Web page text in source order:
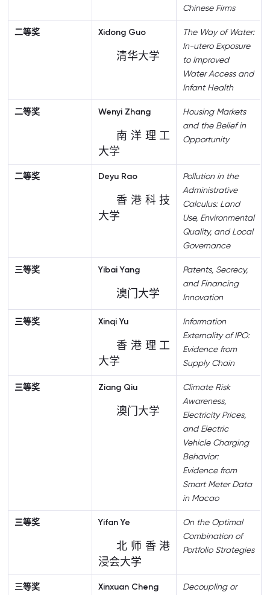
Chinese Firms
二等奖 Xidong Guo
清华大学
The Way of Water:
In-utero Exposure
to Improved
Water Access and
Infant Health
二等奖 Wenyi Zhang
南洋理工
大学
Housing Markets
and the Belief in
Opportunity
二等奖 Deyu Rao
香港科技
大学
Pollution in the
Administrative
Calculus: Land
Use, Environmental
Quality, and Local
Governance
三等奖 Yibai Yang
澳门大学
Patents, Secrecy,
and Financing
Innovation
三等奖 Xinqi Yu
香港理工
大学
Information
Externality of IPO:
Evidence from
Supply Chain
三等奖 Ziang Qiu
澳门大学
Climate Risk
Awareness,
Electricity Prices,
and Electric
Vehicle Charging
Behavior:
Evidence from
Smart Meter Data
in Macao
三等奖 Yifan Ye
北师香港
浸会大学
On the Optimal
Combination of
Portfolio Strategies
三等奖 Xinxuan Cheng
Decoupling or